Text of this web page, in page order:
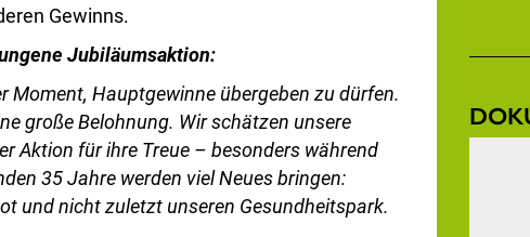
Gewinns.
Jubiläumsaktion:
Moment, Hauptgewinne übergeben zu dürfen.
große Belohnung. Wir schätzen unsere
Aktion für ihre Treue – besonders während
35 Jahre werden viel Neues bringen:
und nicht zuletzt unseren Gesundheitspark.